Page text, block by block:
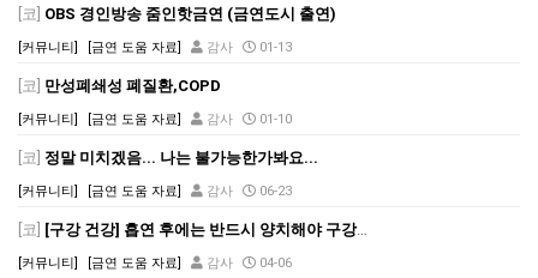
[코] OBS 경인방송 줌인핫금연 (금연도시 출연)
[커뮤니티] [금연 도움 자료] 감사 01-13
[코] 만성폐쇄성 폐질환,COPD
[커뮤니티] [금연 도움 자료] 감사 01-10
[코] 정말 미치겠음... 나는 불가능한가봐요...
[커뮤니티] [금연 도움 자료] 감사 06-23
[코] [구강 건강] 흡연 후에는 반드시 양치해야 구강암 예방
[커뮤니티] [금연 도움 자료] 감사 04-06